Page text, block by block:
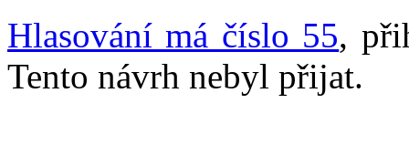
Hlasování má číslo 55,
Tento návrh nebyl přijat.